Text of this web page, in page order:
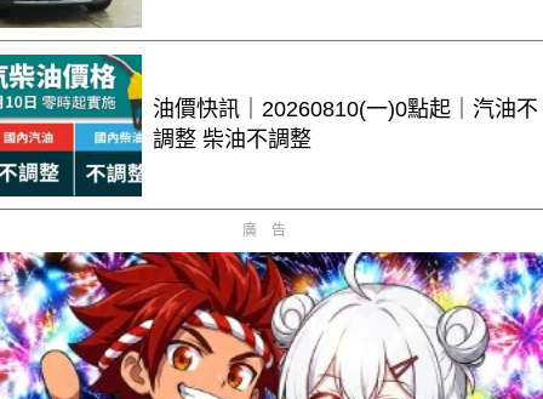
油價快訊｜20260810(一)0點起｜汽油不
調整 柴油不調整
廣告